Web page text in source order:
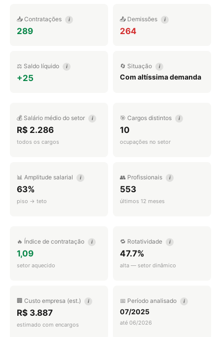
📥 Contratações i
289
📤 Demissões i
264
⚖️ Saldo líquido i
+25
🔄 Situação i
Com altíssima demanda
💰 Salário médio do setor i
R$ 2.286
todos os cargos
🎯 Cargos distintos i
10
ocupações no setor
📊 Amplitude salarial i
63%
piso → teto
👥 Profissionais i
553
últimos 12 meses
🔥 Índice de contratação i
1,09
setor aquecido
🔁 Rotatividade i
47.7%
alta — setor dinâmico
🏢 Custo empresa (est.) i
R$ 3.887
estimado com encargos
📅 Período analisado i
07/2025
até 06/2026